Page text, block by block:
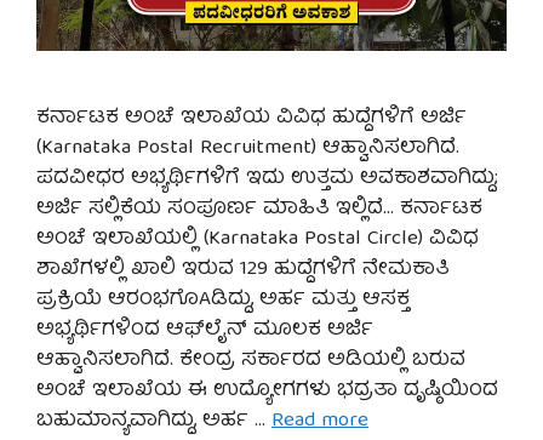
ಕರ್ನಾಟಕ ಅಂಚೆ ಇಲಾಖೆಯ ವಿವಿಧ ಹುದ್ದೆಗಳಿಗೆ ಅರ್ಜಿ
(Karnataka Postal Recruitment) ಆಹ್ವಾನಿಸಲಾಗಿದೆ.
ಪದವೀಧರ ಅಭ್ಯರ್ಥಿಗಳಿಗೆ ಇದು ಉತ್ತಮ ಅವಕಾಶವಾಗಿದ್ದು;
ಅರ್ಜಿ ಸಲ್ಲಿಕೆಯ ಸಂಪೂರ್ಣ ಮಾಹಿತಿ ಇಲ್ಲಿದೆ… ಕರ್ನಾಟಕ
ಅಂಚೆ ಇಲಾಖೆಯಲ್ಲಿ (Karnataka Postal Circle) ವಿವಿಧ
ಶಾಖೆಗಳಲ್ಲಿ ಖಾಲಿ ಇರುವ 129 ಹುದ್ದೆಗಳಿಗೆ ನೇಮಕಾತಿ
ಪ್ರಕ್ರಿಯೆ ಆರಂಭಗೊAಡಿದ್ದು, ಅರ್ಹ ಮತ್ತು ಆಸಕ್ತ
ಅಭ್ಯರ್ಥಿಗಳಿಂದ ಆಫ್‌ಲೈನ್ ಮೂಲಕ ಅರ್ಜಿ
ಆಹ್ವಾನಿಸಲಾಗಿದೆ. ಕೇಂದ್ರ ಸರ್ಕಾರದ ಅಡಿಯಲ್ಲಿ ಬರುವ
ಅಂಚೆ ಇಲಾಖೆಯ ಈ ಉದ್ಯೋಗಗಳು ಭದ್ರತಾ ದೃಷ್ಠಿಯಿಂದ
ಬಹುಮಾನ್ಯವಾಗಿದ್ದು, ಅರ್ಹ … Read more